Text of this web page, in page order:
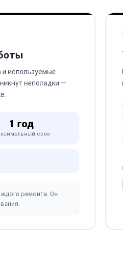
используемые
неполадки —
1 год
срок
ремонта. Он